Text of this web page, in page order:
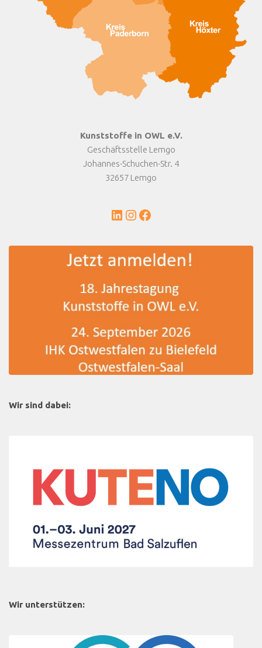
Kunststoffe in OWL e.V.
Geschäftsstelle Lemgo
Johannes-Schuchen-Str. 4
32657 Lemgo
LinkedIn
Instagram
Facebook
Wir sind dabei:
Wir unterstützen: